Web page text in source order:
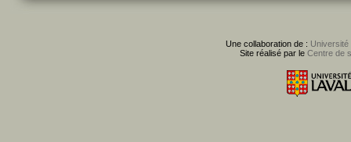
Une collaboration de : Université
Site réalisé par le Centre de